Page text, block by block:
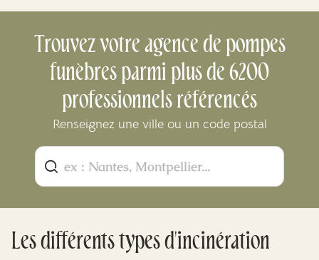
Trouvez votre agence de pompes
funèbres parmi plus de 6200
professionnels référencés
Renseignez une ville ou un code postal
Les différents types d'incinération